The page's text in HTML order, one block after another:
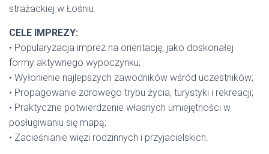
strażackiej w Łośniu.
CELE IMPREZY:
• Popularyzacja imprez na orientację, jako doskonałej
formy aktywnego wypoczynku;
• Wyłonienie najlepszych zawodników wśród uczestników;
• Propagowanie zdrowego trybu życia, turystyki i rekreacji;
• Praktyczne potwierdzenie własnych umiejętności w
posługiwaniu się mapą;
• Zacieśnianie więzi rodzinnych i przyjacielskich.